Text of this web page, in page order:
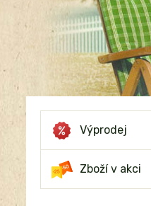
Výprodej
Zboží v akci